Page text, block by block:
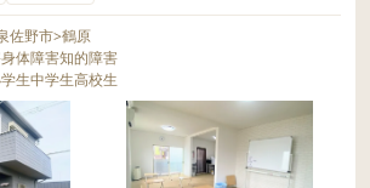
佐野市>鶴原
身体障害知的障害
生中学生高校生